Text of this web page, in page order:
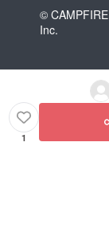
©
Inc.
1